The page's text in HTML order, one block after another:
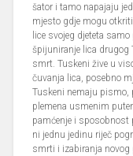
šator i tamo napajaju
mjesto gdje mogu
lice svojeg djeteta
špijuniranje lica drugog
smrt. Tuskeni žive u
čuvanja lica, posebno
Tuskeni nemaju pismo,
plemena usmenim
pamćenje i sposobnost
ni jednu jedinu riječ
smrti i izabiranja novog